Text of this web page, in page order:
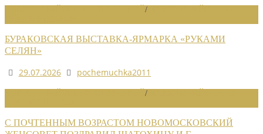
/
БУРАКОВСКАЯ ВЫСТАВКА-ЯРМАРКА «РУКАМИ
СЕЛЯН»
29.07.2026
pochemuchka2011
/
С ПОЧТЕННЫМ ВОЗРАСТОМ НОВОМОСКОВСКИЙ